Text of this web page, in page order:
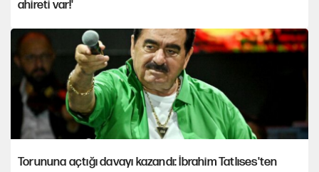
ahireti var!'
Torununa açtığı davayı kazandı: İbrahim Tatlıses'ten